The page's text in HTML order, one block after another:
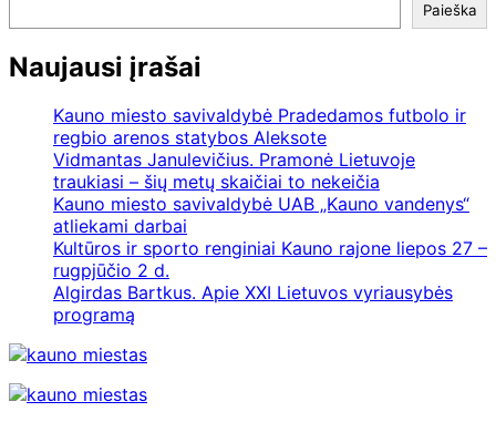
Paieška
Naujausi įrašai
Kauno miesto savivaldybė Pradedamos futbolo ir
regbio arenos statybos Aleksote
Vidmantas Janulevičius. Pramonė Lietuvoje
traukiasi – šių metų skaičiai to nekeičia
Kauno miesto savivaldybė UAB „Kauno vandenys“
atliekami darbai
Kultūros ir sporto renginiai Kauno rajone liepos 27 –
rugpjūčio 2 d.
Algirdas Bartkus. Apie XXI Lietuvos vyriausybės
programą